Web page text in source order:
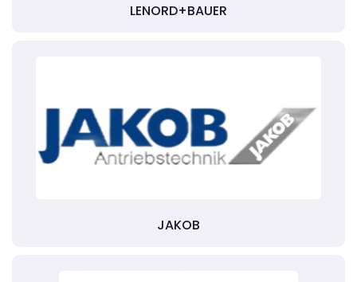
LENORD+BAUER
JAKOB